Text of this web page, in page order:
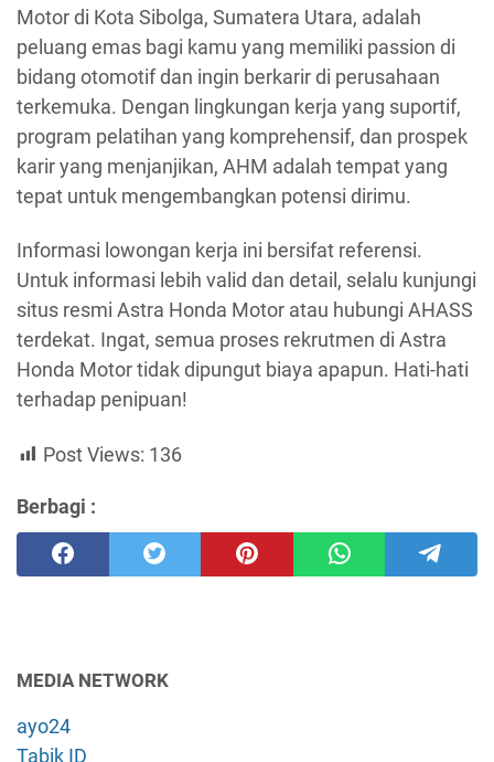
Motor di Kota Sibolga, Sumatera Utara, adalah
peluang emas bagi kamu yang memiliki passion di
bidang otomotif dan ingin berkarir di perusahaan
terkemuka. Dengan lingkungan kerja yang suportif,
program pelatihan yang komprehensif, dan prospek
karir yang menjanjikan, AHM adalah tempat yang
tepat untuk mengembangkan potensi dirimu.
Informasi lowongan kerja ini bersifat referensi.
Untuk informasi lebih valid dan detail, selalu kunjungi
situs resmi Astra Honda Motor atau hubungi AHASS
terdekat. Ingat, semua proses rekrutmen di Astra
Honda Motor tidak dipungut biaya apapun. Hati-hati
terhadap penipuan!
Post Views: 136
Berbagi :
MEDIA NETWORK
ayo24
Tabik ID